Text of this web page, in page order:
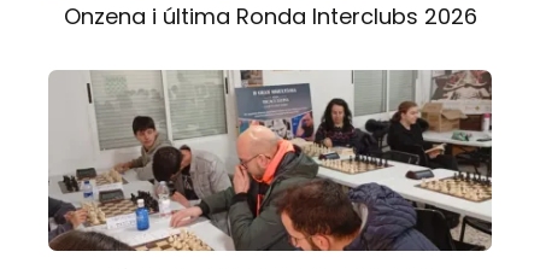
Onzena i última Ronda Interclubs 2026